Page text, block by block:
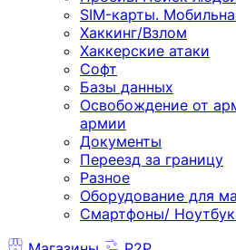
SIM-карты.
Хаккинг/Взлом
Хаккерские атаки
Софт
Базы данных
Освобождение от
армии
Документы
Переезд за границу
Разное
Оборудование для
Смартфоны/